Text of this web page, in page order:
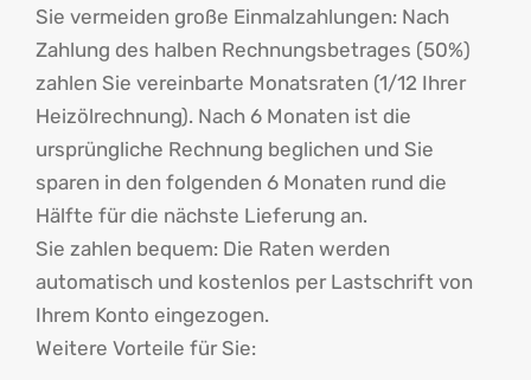
Sie vermeiden große Einmalzahlungen: Nach
Zahlung des halben Rechnungsbetrages (50%)
zahlen Sie vereinbarte Monatsraten (1/12 Ihrer
Heizölrechnung). Nach 6 Monaten ist die
ursprüngliche Rechnung beglichen und Sie
sparen in den folgenden 6 Monaten rund die
Hälfte für die nächste Lieferung an.
Sie zahlen bequem: Die Raten werden
automatisch und kostenlos per Lastschrift von
Ihrem Konto eingezogen.
Weitere Vorteile für Sie: